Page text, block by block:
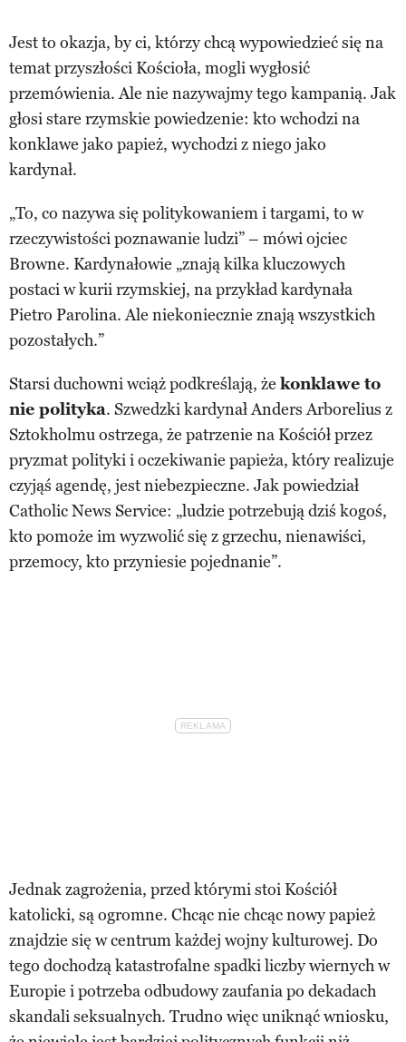
Jest to okazja, by ci, którzy chcą wypowiedzieć się na
temat przyszłości Kościoła, mogli wygłosić
przemówienia. Ale nie nazywajmy tego kampanią. Jak
głosi stare rzymskie powiedzenie: kto wchodzi na
konklawe jako papież, wychodzi z niego jako
kardynał.
„To, co nazywa się politykowaniem i targami, to w
rzeczywistości poznawanie ludzi” – mówi ojciec
Browne. Kardynałowie „znają kilka kluczowych
postaci w kurii rzymskiej, na przykład kardynała
Pietro Parolina. Ale niekoniecznie znają wszystkich
pozostałych.”
Starsi duchowni wciąż podkreślają, że konklawe to
nie polityka. Szwedzki kardynał Anders Arborelius z
Sztokholmu ostrzega, że patrzenie na Kościół przez
pryzmat polityki i oczekiwanie papieża, który realizuje
czyjąś agendę, jest niebezpieczne. Jak powiedział
Catholic News Service: „ludzie potrzebują dziś kogoś,
kto pomoże im wyzwolić się z grzechu, nienawiści,
przemocy, kto przyniesie pojednanie”.
Jednak zagrożenia, przed którymi stoi Kościół
katolicki, są ogromne. Chcąc nie chcąc nowy papież
znajdzie się w centrum każdej wojny kulturowej. Do
tego dochodzą katastrofalne spadki liczby wiernych w
Europie i potrzeba odbudowy zaufania po dekadach
skandali seksualnych. Trudno więc uniknąć wniosku,